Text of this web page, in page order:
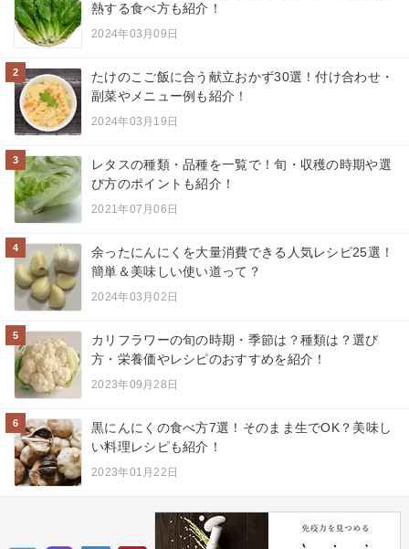
熱する食べ方も紹介！
2024年03月09日
2
たけのこご飯に合う献立おかず30選！付け合わせ・
副菜やメニュー例も紹介！
2024年03月19日
3
レタスの種類・品種を一覧で！旬・収穫の時期や選
び方のポイントも紹介！
2021年07月06日
4
余ったにんにくを大量消費できる人気レシピ25選！
簡単＆美味しい使い道って？
2024年03月02日
5
カリフラワーの旬の時期・季節は？種類は？選び
方・栄養価やレシピのおすすめを紹介！
2023年09月28日
6
黒にんにくの食べ方7選！そのまま生でOK？美味し
い料理レシピも紹介！
2023年01月22日